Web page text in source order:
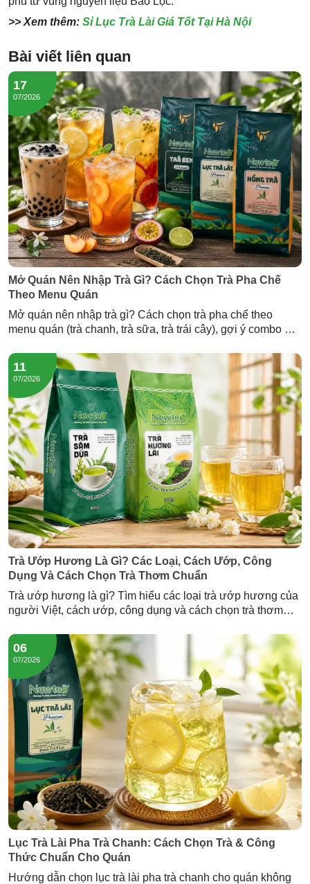
>> Xem thêm: Sỉ Lục Trà Lài Giá Tốt Tại Hà Nội
Bài viết liên quan
17
07/2026
Mở Quán Nên Nhập Trà Gì? Cách Chọn Trà Pha Chế
Theo Menu Quán
Mở quán nên nhập trà gì? Cách chọn trà pha chế theo
menu quán (trà chanh, trà sữa, trà trái cây), gợi ý combo mở
11
07/2026
Trà Ướp Hương Là Gì? Các Loại, Cách Ướp, Công
Dụng Và Cách Chọn Trà Thơm Chuẩn
Trà ướp hương là gì? Tìm hiểu các loại trà ướp hương của
người Việt, cách ướp, công dụng và cách chọn trà thơm
06
07/2026
Lục Trà Lài Pha Trà Chanh: Cách Chọn Trà & Công
Thức Chuẩn Cho Quán
Hướng dẫn chọn lục trà lài pha trà chanh cho quán không